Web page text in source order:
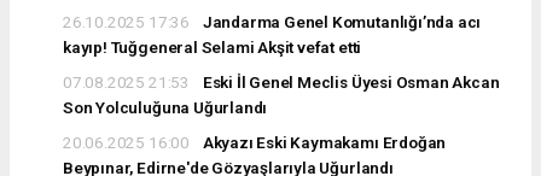
26.10.2025 17:36
Jandarma Genel Komutanlığı’nda acı
kayıp! Tuğgeneral Selami Akşit vefat etti
07.08.2025 21:53
Eski İl Genel Meclis Üyesi Osman Akcan
Son Yolculuğuna Uğurlandı
20.06.2025 16:00
Akyazı Eski Kaymakamı Erdoğan
Beypınar, Edirne'de Gözyaşlarıyla Uğurlandı